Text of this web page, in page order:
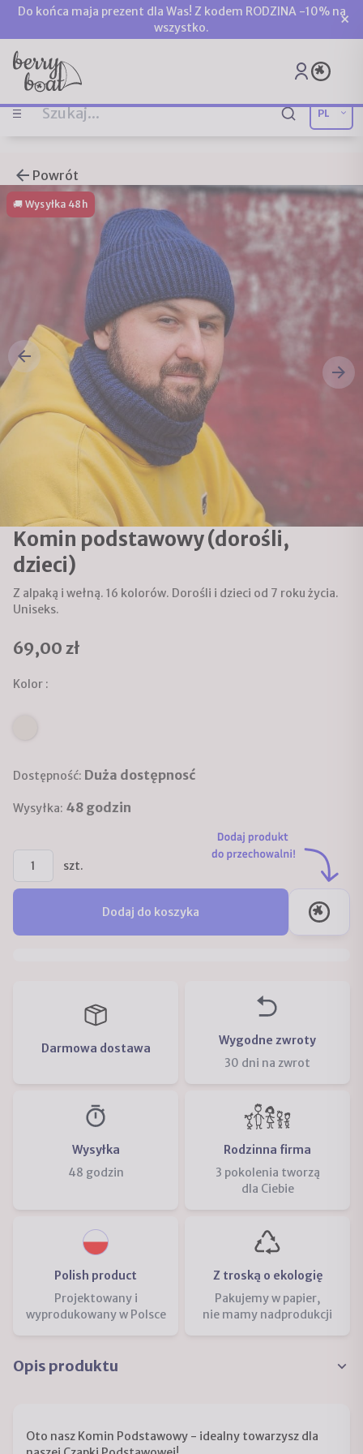
Do końca maja prezent dla Was! Z kodem RODZINA -10% na
wszystko.
×
Powrót
🚚 Wysyłka 48h
Komin podstawowy (dorośli,
dzieci)
Z alpaką i wełną. 16 kolorów. Dorośli i dzieci od 7 roku życia.
Uniseks.
69,00 zł
Kolor :
Dostępność: Duża dostępnosć
Wysyłka: 48 godzin
szt.
Dodaj do koszyka
Darmowa dostawa
Wygodne zwroty
30 dni na zwrot
Wysyłka
48 godzin
Rodzinna firma
3 pokolenia tworzą
dla Ciebie
Polish product
Projektowany i
wyprodukowany w Polsce
Z troską o ekologię
Pakujemy w papier,
nie mamy nadprodukcji
Opis produktu
Oto nasz Komin Podstawowy - idealny towarzysz dla